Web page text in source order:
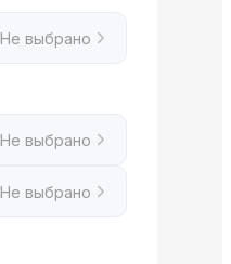
Не выбрано
Не выбрано
Не выбрано